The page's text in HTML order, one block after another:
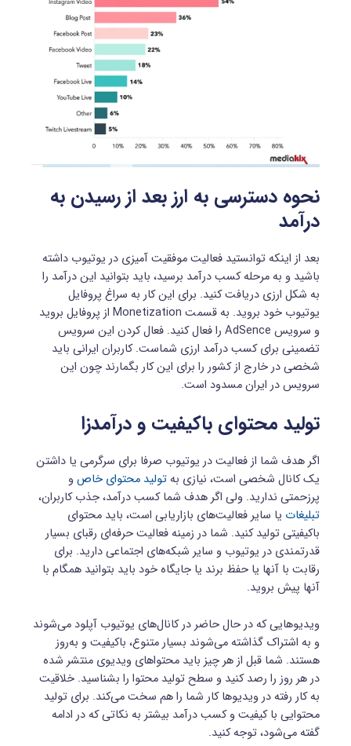
نحوه دسترسی به ارز بعد از رسیدن به
درآمد
بعد از اینکه توانستید فعالیت موفقیت آمیزی در یوتیوب داشته
باشید و به مرحله کسب درآمد برسید، باید بتوانید این درآمد را
به شکل ارزی دریافت کنید. برای این کار به سراغ پروفایل
یوتیوب خود بروید. به قسمت Monetization از پروفایل بروید
و سرویس AdSence را فعال کنید. فعال کردن این سرویس
تضمینی برای کسب درآمد ارزی شماست. کاربران ایرانی باید
شخصی در خارج از کشور را برای این کار بگمارند چون این
سرویس در ایران مسدود است.
تولید محتوای باکیفیت و درآمدزا
اگر هدف شما از فعالیت در یوتیوب صرفا برای سرگرمی یا داشتن
یک کانال شخصی است، نیازی بهتولید محتوای خاص و
پرزحمتی ندارید. ولی اگر هدف شما کسب درآمد، جذب کاربران،
تبلیغات یا سایر فعالیت‌های بازاریابی است، باید محتوای
باکیفیتی تولید کنید. شما در زمینه فعالیت حرفه‌ای رقبای بسیار
قدرتمندی در یوتیوب و سایر شبکه‌های اجتماعی دارید. برای
رقابت با آنها یا حفظ برند یا جایگاه خود باید بتوانید همگام با
آنها پیش بروید.
ویدیوهایی که در حال حاضر در کانال‌های یوتیوب آپلود می‌شوند
و به اشتراک گذاشته می‌شوند بسیار متنوع، باکیفیت و به‌روز
هستند. شما قبل از هر چیز باید محتواهای ویدیوی منتشر شده
در هر روز را رصد کنید و سطح تولید محتوا را بشناسید. خلاقیت
به کار رفته در ویدیوها کار شما را هم سخت می‌کند. برای تولید
محتوایی با کیفیت و کسب درآمد بیشتر به نکاتی که در ادامه
گفته می‌شود، توجه کنید.